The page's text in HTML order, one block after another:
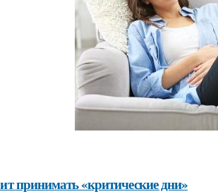
принимать «критические дни»